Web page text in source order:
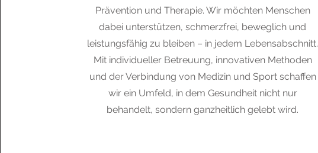
Prävention und Therapie. Wir möchten Menschen
dabei unterstützen, schmerzfrei, beweglich und
leistungsfähig zu bleiben – in jedem Lebensabschnitt.
Mit individueller Betreuung, innovativen Methoden
und der Verbindung von Medizin und Sport schaffen
wir ein Umfeld, in dem Gesundheit nicht nur
behandelt, sondern ganzheitlich gelebt wird.